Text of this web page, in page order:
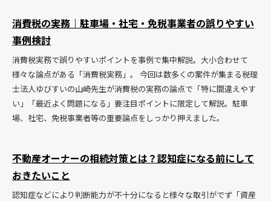
消費税の実務｜駐車場・社宅・免税事業者の誤りやすい
事例検討
消費税実務で誤りやすいポイントを事例で集中解説。大小合わせて
様々な論点がある「消費税実務」。 今回は数多くの案件が集まる税理
士法人ゆびすいの山崎先生が消費税の実務の論点で「特に間違えやす
い」「最近よく問題になる」要注目ポイントに限定して解説。駐車
場、社宅、免税事業者等の重要論点をしっかり押えました。
不動産オーナーの相続対策とは？認知症になる前にして
おきたいこと
認知症などにより判断能力が不十分になると様々な取引がでず「資産